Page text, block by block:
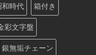
和時代 箱付き
彩文字盤
銀無垢チェーン